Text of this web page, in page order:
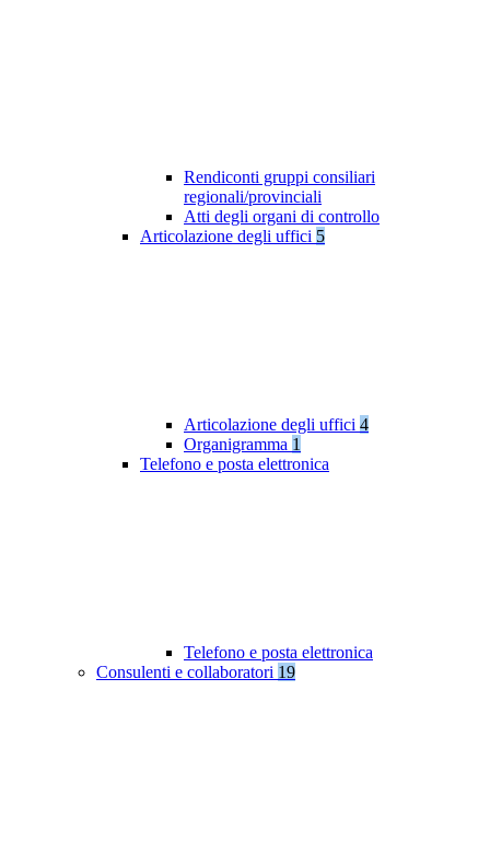
Rendiconti gruppi consiliari
regionali/provinciali
Atti degli organi di controllo
Articolazione degli uffici 5
Articolazione degli uffici 4
Organigramma 1
Telefono e posta elettronica
Telefono e posta elettronica
Consulenti e collaboratori 19